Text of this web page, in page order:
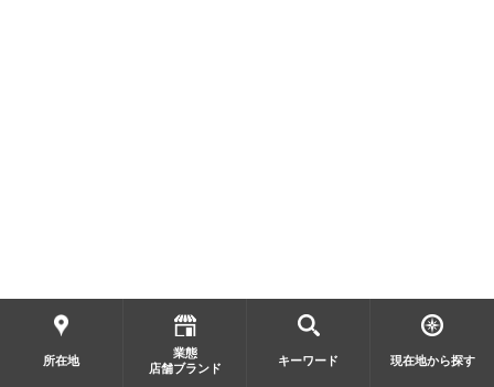
所在地
業態
店舗ブランド
キーワード 現在地から探す